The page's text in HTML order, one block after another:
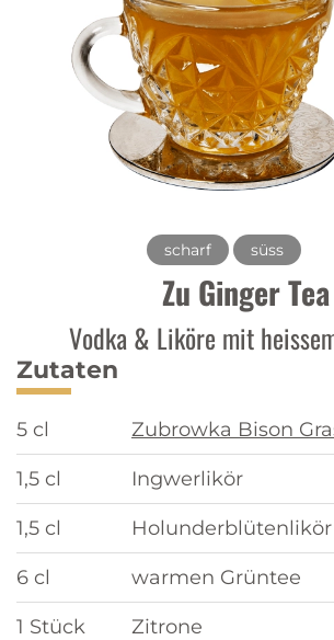
scharf süss
Zu Ginger Tea
Vodka & Liköre mit
Zutaten
5 cl Zubrowka Bison
1,5 cl Ingwerlikör
1,5 cl Holunderblütenlikör
6 cl warmen Grüntee
1 Stück Zitrone